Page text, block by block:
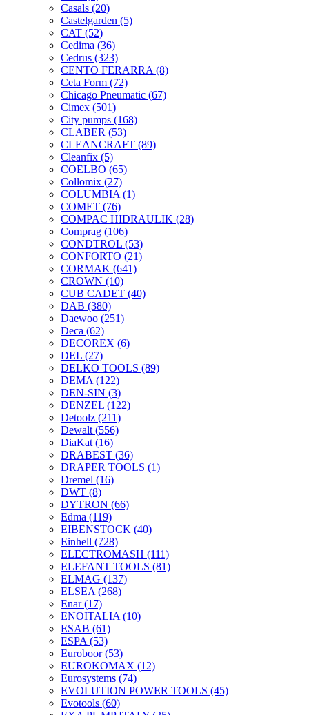
Casals (20)
Castelgarden (5)
CAT (52)
Cedima (36)
Cedrus (323)
CENTO FERARRA (8)
Ceta Form (72)
Chicago Pneumatic (67)
Cimex (501)
City pumps (168)
CLABER (53)
CLEANCRAFT (89)
Cleanfix (5)
COELBO (65)
Collomix (27)
COLUMBIA (1)
COMET (76)
COMPAC HIDRAULIK (28)
Comprag (106)
CONDTROL (53)
CONFORTO (21)
CORMAK (641)
CROWN (10)
CUB CADET (40)
DAB (380)
Daewoo (251)
Deca (62)
DECOREX (6)
DEL (27)
DELKO TOOLS (89)
DEMA (122)
DEN-SIN (3)
DENZEL (122)
Detoolz (211)
Dewalt (556)
DiaKat (16)
DRABEST (36)
DRAPER TOOLS (1)
Dremel (16)
DWT (8)
DYTRON (66)
Edma (119)
EIBENSTOCK (40)
Einhell (728)
ELECTROMASH (111)
ELEFANT TOOLS (81)
ELMAG (137)
ELSEA (268)
Enar(17)
ENOITALIA (10)
ESAB (61)
ESPA (53)
Euroboor(53)
EUROKOMAX (12)
Eurosystems (74)
EVOLUTION POWER TOOLS (45)
Evotools (60)